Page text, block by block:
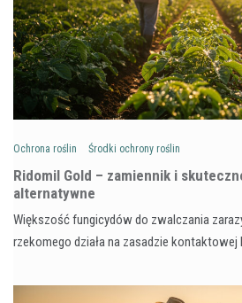
Ochrona roślin Środki ochrony roślin
Ridomil Gold – zamiennik i
alternatywne
Większość fungicydów do zwalczania
rzekomego działa na zasadzie kontaktowej